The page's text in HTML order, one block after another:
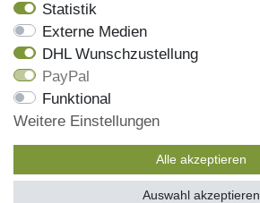
Versandinformationen
Zahlungsmöglichkeiten
Onlineshop
Mein Konto
Kontakt
Statistik
Externe Medien
DHL Wunschzustellung
PayPal
Funktional
Weitere Einstellungen
Alle akzeptieren
Auswahl akzeptieren